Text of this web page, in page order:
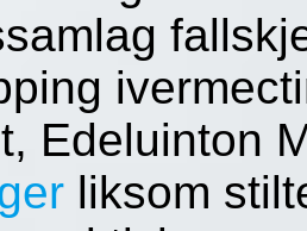
Edeluinton
liksom